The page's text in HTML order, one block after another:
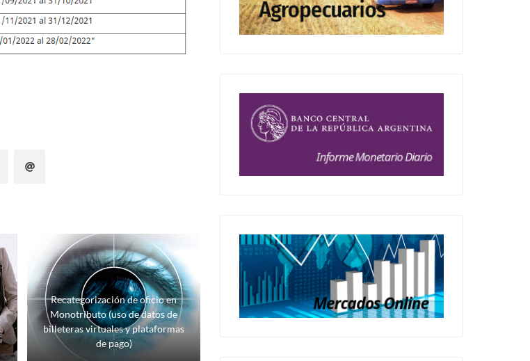
Recategorización de oficio en
Monotributo (uso de datos de
billeteras virtuales y plataformas
de pago)